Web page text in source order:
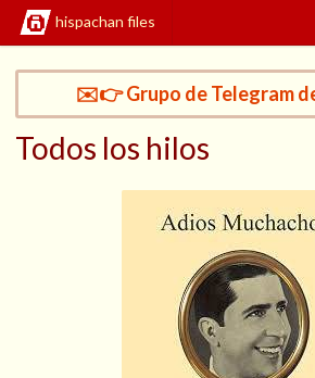
hispachan files
✉️👉 Grupo de Telegram
Todos los hilos